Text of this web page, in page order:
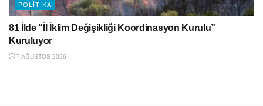
POLITIKA
81 İlde “İl İklim Değişikliği Koordinasyon Kurulu”
Kuruluyor
7 AĞUSTOS 2026